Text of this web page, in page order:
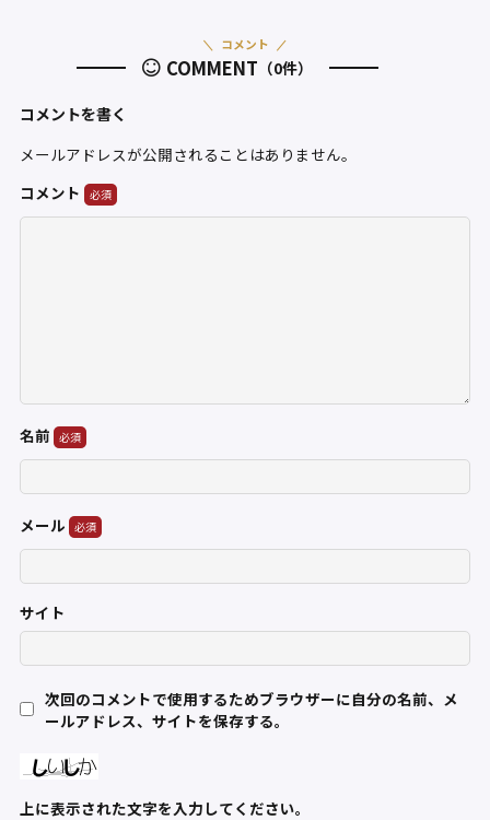
COMMENT （0件）
コメント
コメントを書く
メールアドレスが公開されることはありません。
コメント
名前
メール
サイト
次回のコメントで使用するためブラウザーに自分の名前、メ
ールアドレス、サイトを保存する。
上に表示された文字を入力してください。